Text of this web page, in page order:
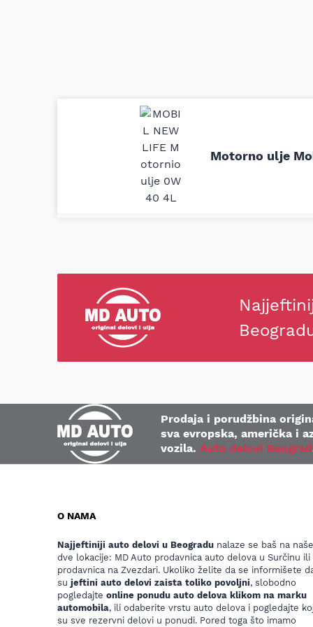
Motorno ulje
definitivno najbolje cene su ovde.
delove iz MD Auto. Uvek dobra
odgovarajuću opremu. Sve pohvale!
Svetlana Večerinović, Beograd (Opel Astra)
Prodaja i porudžbina
sva evropska, američka i
vozila. Auto delovi Beograd
O NAMA
Najjeftiniji auto delovi u Beogradu nalaze se baš na naše
dve lokacije: MD Auto prodavnica auto delova u Surčinu ili
prodavnica na Zvezdari. Ukoliko želite da se informišete
su jeftini auto delovi zaista toliko povoljni, slobodno
pogledajte online ponudu auto delova klikom na marku
automobila, ili odaberite vrstu auto delova i pogledajte
su sve rezervni delovi u ponudi. Pored toga što imamo